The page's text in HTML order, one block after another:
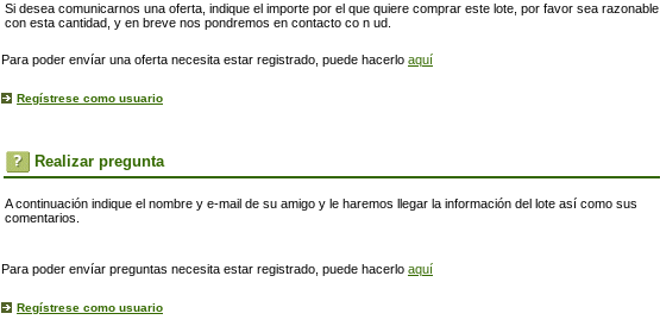
Si desea comunicarnos una oferta, indique el importe por el que quiere comprar este lote, por favor sea razonable
con esta cantidad, y en breve nos pondremos en contacto co n ud.
Para poder envíar una oferta necesita estar registrado, puede hacerlo aquí
Regístrese como usuario
Realizar pregunta
A continuación indique el nombre y e-mail de su amigo y le haremos llegar la información del lote así como sus
comentarios.
Para poder envíar preguntas necesita estar registrado, puede hacerlo aquí
Regístrese como usuario